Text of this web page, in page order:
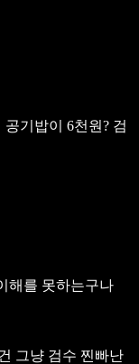
공기밥이 6천원? 검
해를 못하는구나
그냥 검수 찐빠난